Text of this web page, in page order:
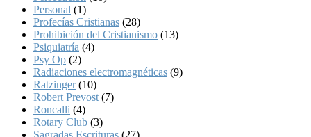
Personal (1)
Profecías Cristianas (28)
Prohibición del Cristianismo (13)
Psiquiatría (4)
Psy Op (2)
Radiaciones electromagnéticas (9)
Ratzinger(10)
Robert Prevost (7)
Roncalli (4)
Rotary Club (3)
Sagradas Escrituras (27)